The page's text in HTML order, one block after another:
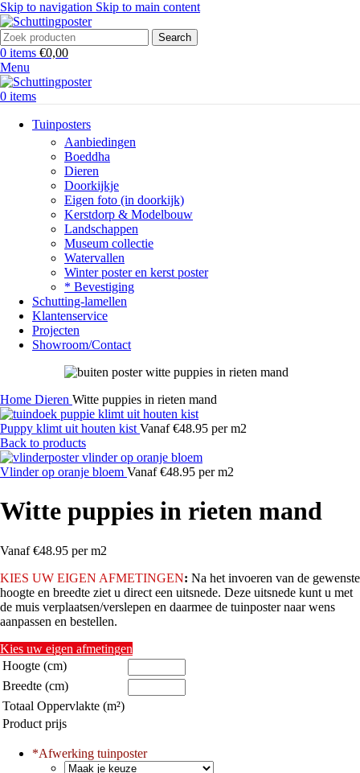
Skip to navigation Skip to main content
Search
0 items €0,00
Menu
0 items
Tuinposters
Aanbiedingen
Boeddha
Dieren
Doorkijkje
Eigen foto (in doorkijk)
Kerstdorp & Modelbouw
Landschappen
Museum collectie
Watervallen
Winter poster en kerst poster
* Bevestiging
Schutting-lamellen
Klantenservice
Projecten
Showroom/Contact
Home Dieren Witte puppies in rieten mand
Puppy klimt uit houten kist Vanaf €48.95 per m2
Back to products
Vlinder op oranje bloem Vanaf €48.95 per m2
Witte puppies in rieten mand
Vanaf €48.95 per m2
KIES UW EIGEN AFMETINGEN: Na het invoeren van de gewenste
hoogte en breedte ziet u direct een uitsnede. Deze uitsnede kunt u met
de muis verplaatsen/verslepen en daarmee de tuinposter naar wens
aanpassen en bestellen.
Kies uw eigen afmetingen
Hoogte (cm)
Breedte (cm)
Totaal Oppervlakte (m²)
Product prijs
*Afwerking tuinposter